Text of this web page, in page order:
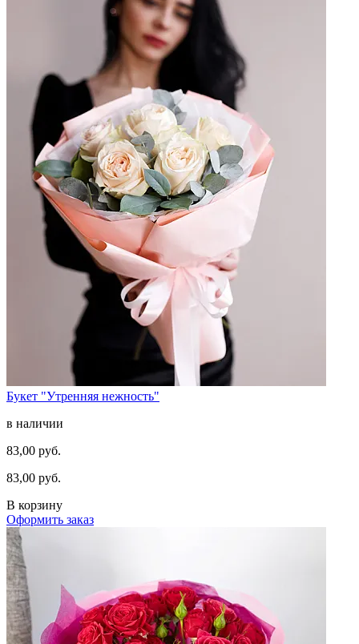
Букет "Утренняя нежность"
в наличии
83,00 руб.
83,00 руб.
В корзину
Оформить заказ